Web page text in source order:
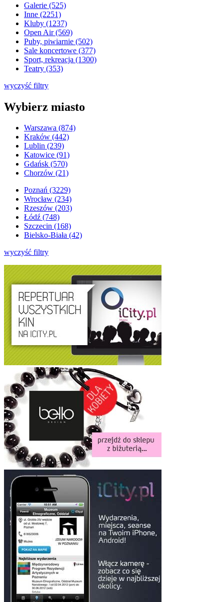
Galerie (525)
Inne (2251)
Kluby (1237)
Open Air (569)
Puby, piwiarnie (502)
Sale koncertowe (377)
Sport, rekreacja (1300)
Teatry (353)
wyczyść filtry
Wybierz miasto
Warszawa (874)
Kraków (442)
Lublin (239)
Katowice (91)
Gdańsk (570)
Chorzów (21)
Poznań (3229)
Wrocław (234)
Rzeszów (203)
Łódź (748)
Szczecin (168)
Bielsko-Biała (42)
wyczyść filtry